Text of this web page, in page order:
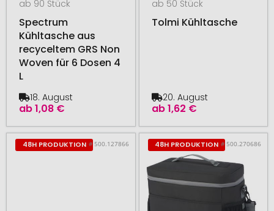
ab 90 Stück
Spectrum
Kühltasche aus
recyceltem GRS Non
Woven für 6 Dosen 4
L
ab1,08 €
18. August
ab 50 Stück
Tolmi Kühltasche
ab1,62 €
20. August
48H PRODUKTION # 500.127866 48H PRODUKTION # 500.270686